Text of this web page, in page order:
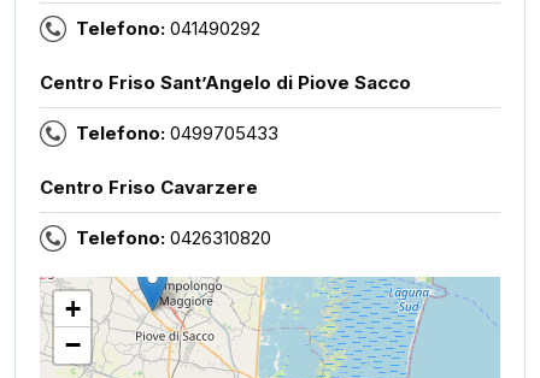
Telefono: 041490292
Centro Friso Sant’Angelo di Piove Sacco
Telefono: 0499705433
Centro Friso Cavarzere
Telefono: 0426310820
+
−